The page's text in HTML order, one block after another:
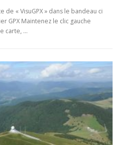
« VisuGPX » dans le bandeau ci
GPX Maintenez le clic gauche
carte, …